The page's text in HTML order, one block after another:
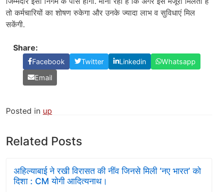
तो कर्मचारियों का शोषण रुकेगा और उनके ज्यादा लाभ व सुविधाएं मिल
सकेंगी.
Share:
Facebook Twitter Linkedin
Whatsapp
Email
Posted in up
Related Posts
अहिल्याबाई ने रखी विरासत की नींव जिनसे मिली ‘नए भारत’ को
दिशा : CM योगी आदित्यनाथ।